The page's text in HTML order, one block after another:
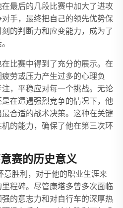
最后的几段比赛中加大了进攻
手，最终把自己的领先优势保
的判断力和应变能力，成为了
比赛中得到了充分的展示。在
劳或压力产生过多的心理负
，平稳应对每一个挑战。无论
在遭遇强烈竞争的情况下，他
合适的战术决策。这种在关键
的能力，确保了他在第三次环
赛的历史意义
意胜利，对于他的职业生涯来
程碑。尽管康塔多曾多次面临
的意志力和对自行车的深厚热